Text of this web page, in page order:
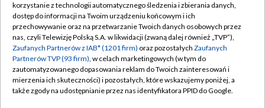
TVP
Abonament TVP
Emisja w TVP
Centrum informacji TVP
Naziemna Telewizja Cyfrowa
Regulamin TVP
Polityka prywatności
Moje zgody
Pomoc
korzystanie z technologii automatycznego śledzenia i zbierania danych,
dostęp do informacji na Twoim urządzeniu końcowym i ich
przechowywanie oraz na przetwarzanie Twoich danych osobowych przez
nas, czyli Telewizję Polską S.A. w likwidacji (zwaną dalej również „TVP”),
Zaufanych Partnerów z IAB* (1201 firm) oraz pozostałych Zaufanych
Partnerów TVP (93 firm), w celach marketingowych (w tym do
zautomatyzowanego dopasowania reklam do Twoich zainteresowań i
mierzenia ich skuteczności) i pozostałych, które wskazujemy poniżej, a
także zgody na udostępnianie przez nas identyfikatora PPID do Google.